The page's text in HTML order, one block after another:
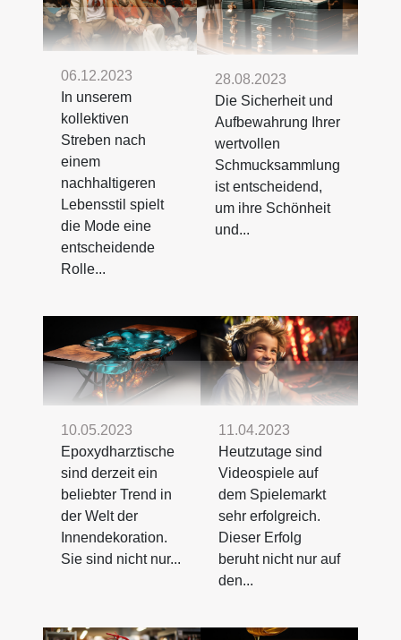
06.12.2023
In unserem
kollektiven
Streben nach
einem
nachhaltigeren
Lebensstil spielt
die Mode eine
entscheidende
Rolle...
28.08.2023
Die Sicherheit und
Aufbewahrung Ihrer
wertvollen
Schmucksammlung
ist entscheidend,
um ihre Schönheit
und...
10.05.2023
Epoxydharztische
sind derzeit ein
beliebter Trend in
der Welt der
Innendekoration.
Sie sind nicht nur...
11.04.2023
Heutzutage sind
Videospiele auf
dem Spielemarkt
sehr erfolgreich.
Dieser Erfolg
beruht nicht nur auf
den...